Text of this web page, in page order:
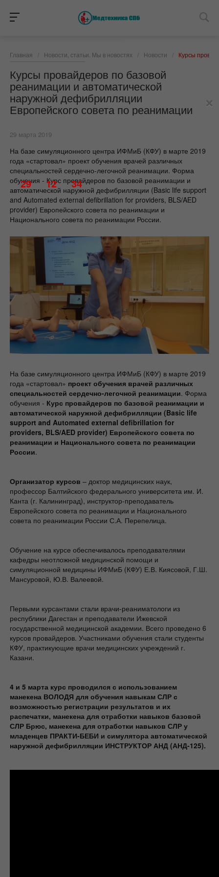
Главная / Новости, статьи. Мы в новостях / Новости / Курсы
Курсы провайдеров по базовой
реанимации и автоматической
наружной дефибрилляции
Европейского совета по реанимации
29 марта 2019
На базе симуляционного центра ИФМиБ (КФУ) в марте 2019
года «стартовал» проект обучения врачей различных
специальностей сердечно-легочной реанимации. Форма
обучения - Курс провайдеров по базовой реанимации и
автоматической наружной дефибрилляции (Basic life support
and Automated external defibrillation for providers, BLS/AED
provider) Европейского совета по реанимации и
Национального совета по реанимации России.
На базе симуляционного центра ИФМиБ (КФУ) в марте 2019
года «стартовал» проект обучения врачей различных
специальностей сердечно-легочной реанимации. Форма
обучения - Курс провайдеров по базовой реанимации и
автоматической наружной дефибрилляции (Basic life
support and Automated external defibrillation for
providers, BLS/AED provider) Европейского совета по
реанимации и Национального совета по реанимации
России.
Организатор курсов – доктор медицинских наук,
профессор Балтийского федерального университета им. И.
Канта (г. Калининград), инструктор-преподаватель
Европейского совета по реанимации и Национального
совета по реанимации России С.А. Перепелица.
Обучение на курсе обеспечивалось преподавателями
кафедры неотложной медицинской помощи и
симуляционной медицины ИФМиБ (КФУ) Е.В. Киясовой, Г.Ш.
Мансуровой, Ю.В. Валеевой.
Первыми курсантами стали врачи-реаниматологи из
республики Дагестан и преподаватели Ижевской
государственной медицинской академии. Всего проведено 6
курсов провайдеров. Участниками обучения стали студенты
КФУ, практикующие врачи медицинских учреждений г.
Казани.
4 и 5 марта курс проводился с использованием
манекена ВОЛОДЯ для обучения навыкам СЛР с
возможностью регистрации результатов и их
распечатки, манекена для отработки навыков базовой
СЛР Брюс, манекена для отработки навыков СЛР у
младенцев ПРАКТИ-БЕБИ и симулятора автоматической
наружной дефибрилляции ИНСТРУКТОР АНД (АНД-125).
×
29 12 34